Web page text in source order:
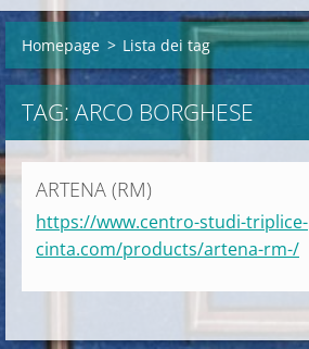
Homepage > Lista dei tag
TAG: ARCO BORGHESE
ARTENA (RM)
https://www.centro-studi-triplice-
cinta.com/products/artena-rm-/